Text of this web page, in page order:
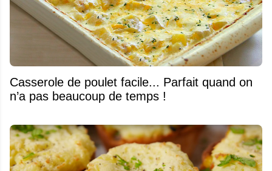
Casserole de poulet facile... Parfait quand on
n’a pas beaucoup de temps !